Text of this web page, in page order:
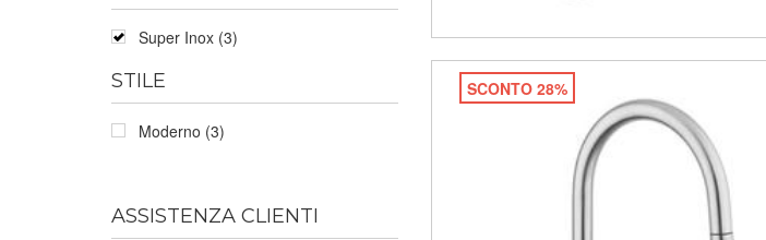
Super Inox (3)
STILE
Moderno (3)
ASSISTENZA CLIENTI
SCONTO 28%